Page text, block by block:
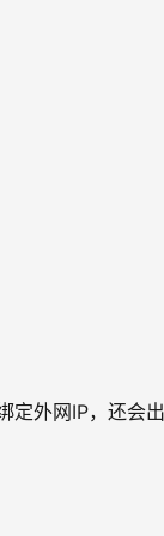
定外网IP，还会